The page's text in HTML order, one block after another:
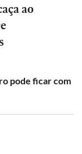
ao
pode ficar com